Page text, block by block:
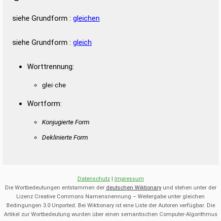
siehe Grundform : gleichen
siehe Grundform : gleich
Worttrennung:
glei·che
Wortform:
Konjugierte Form
Deklinierte Form
Datenschutz| Impressum
Die Wortbedeutungen entstammen der deutschen Wiktionaryund stehen unter der
Lizenz Creative Commons Namensnennung – Weitergabe unter gleichen
Bedingungen 3.0 Unported. Bei Wiktionary ist eine Liste der Autoren verfügbar. Die
Artikel zur Wortbedeutung wurden über einen semantischen Computer-Algorithmus